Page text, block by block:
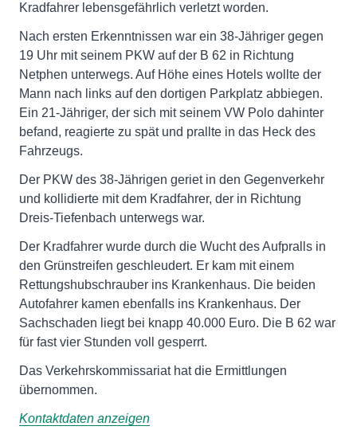
Kradfahrer lebensgefährlich verletzt worden.
Nach ersten Erkenntnissen war ein 38-Jähriger gegen
19 Uhr mit seinem PKW auf der B 62 in Richtung
Netphen unterwegs. Auf Höhe eines Hotels wollte der
Mann nach links auf den dortigen Parkplatz abbiegen.
Ein 21-Jähriger, der sich mit seinem VW Polo dahinter
befand, reagierte zu spät und prallte in das Heck des
Fahrzeugs.
Der PKW des 38-Jährigen geriet in den Gegenverkehr
und kollidierte mit dem Kradfahrer, der in Richtung
Dreis-Tiefenbach unterwegs war.
Der Kradfahrer wurde durch die Wucht des Aufpralls in
den Grünstreifen geschleudert. Er kam mit einem
Rettungshubschrauber ins Krankenhaus. Die beiden
Autofahrer kamen ebenfalls ins Krankenhaus. Der
Sachschaden liegt bei knapp 40.000 Euro. Die B 62 war
für fast vier Stunden voll gesperrt.
Das Verkehrskommissariat hat die Ermittlungen
übernommen.
Kontaktdaten anzeigen